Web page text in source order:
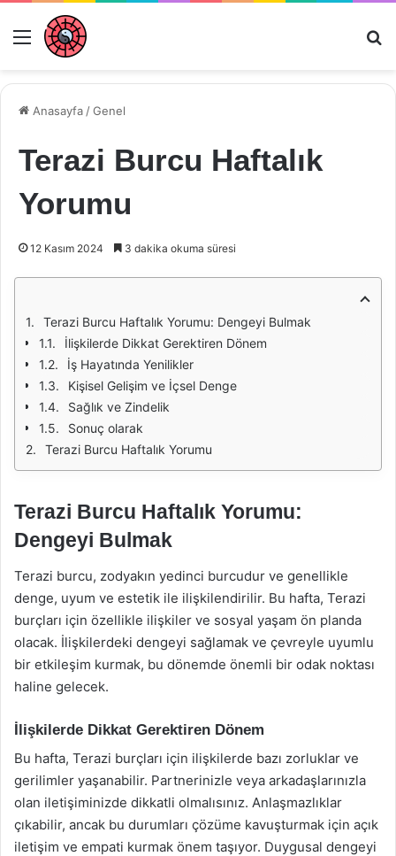
Menü
Anasayfa /Genel
Terazi Burcu Haftalık
Yorumu
12 Kasım 2024 3 dakika okuma süresi
Terazi Burcu Haftalık Yorumu: Dengeyi Bulmak
İlişkilerde Dikkat Gerektiren Dönem
İş Hayatında Yenilikler
Kişisel Gelişim ve İçsel Denge
Sağlık ve Zindelik
Sonuç olarak
Terazi Burcu Haftalık Yorumu
Terazi Burcu Haftalık Yorumu:
Dengeyi Bulmak
Terazi burcu, zodyakın yedinci burcudur ve genellikle
denge, uyum ve estetik ile ilişkilendirilir. Bu hafta, Terazi
burçları için özellikle ilişkiler ve sosyal yaşam ön planda
olacak. İlişkilerdeki dengeyi sağlamak ve çevreyle uyumlu
bir etkileşim kurmak, bu dönemde önemli bir odak noktası
haline gelecek.
İlişkilerde Dikkat Gerektiren Dönem
Bu hafta, Terazi burçları için ilişkilerde bazı zorluklar ve
gerilimler yaşanabilir. Partnerinizle veya arkadaşlarınızla
olan iletişiminizde dikkatli olmalısınız. Anlaşmazlıklar
çıkabilir, ancak bu durumları çözüme kavuşturmak için açık
iletişim ve empati kurmak önem taşıyor. Duygusal dengeyi